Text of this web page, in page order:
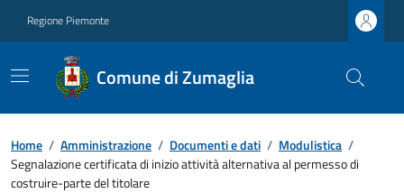
Regione Piemonte
Comune di Zumaglia
Home / Amministrazione / Documenti e dati / Modulistica /
Segnalazione certificata di inizio attività alternativa al permesso di
costruire-parte del titolare